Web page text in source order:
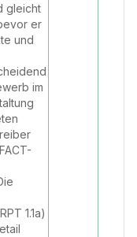
gleicht
er
und
im
1.1a)